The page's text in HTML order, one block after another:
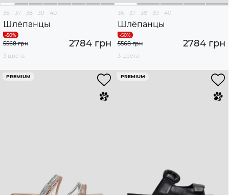
36 37 38 39 40
Шлёпанцы
2784 грн
5568 грн
3 цвета
36 37 38 39 40
Шлёпанцы
2784 грн
5568 грн
3 цвета
PREMIUM PREMIUM